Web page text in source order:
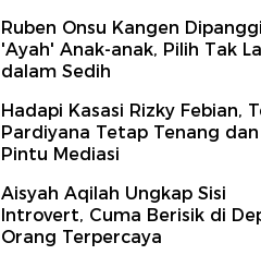
Ruben Onsu Kangen
'Ayah' Anak-anak, Pilih Tak
dalam Sedih
Hadapi Kasasi Rizky Febian,
Pardiyana Tetap Tenang dan
Pintu Mediasi
Aisyah Aqilah Ungkap Sisi
Introvert, Cuma Berisik di
Orang Terpercaya